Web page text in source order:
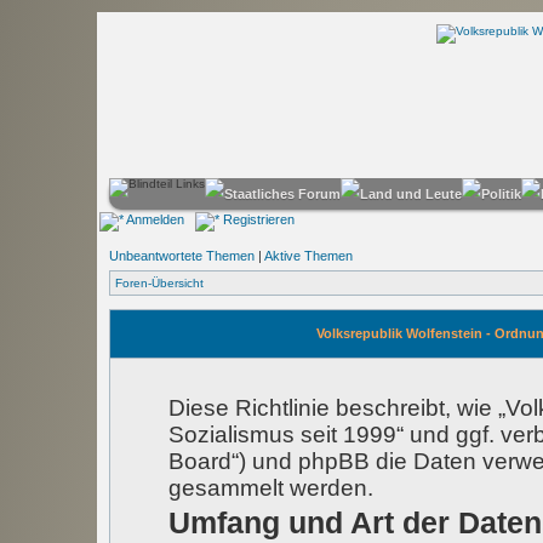
Anmelden Registrieren
Unbeantwortete Themen | Aktive Themen
Foren-Übersicht
Volksrepublik Wolfenstein -
Diese Richtlinie beschreibt, wie
Sozialismus seit 1999“ und ggf.
Board“) und phpBB die Daten
gesammelt werden.
Umfang und Art der